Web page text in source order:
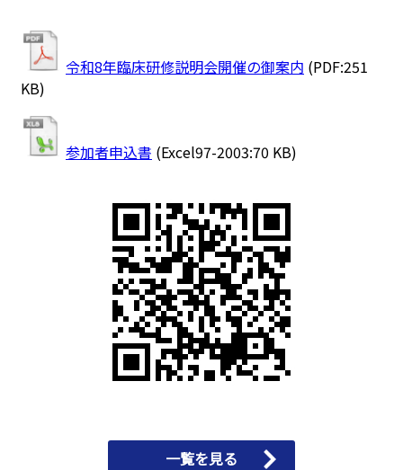
令和8年臨床研修説明会開催の御案内 (PDF:251
KB)
参加者申込書 (Excel97-2003:70 KB)
一覧を見る